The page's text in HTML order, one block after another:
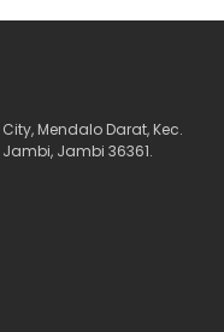
Mendalo Darat, Kec.
Jambi 36361.